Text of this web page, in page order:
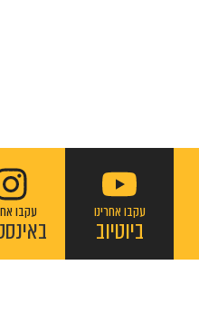
עקבו עקבו אחרינו
ביוטיוב